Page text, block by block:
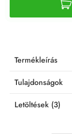
Termékleírás
Tulajdonságok
Letöltések (3)